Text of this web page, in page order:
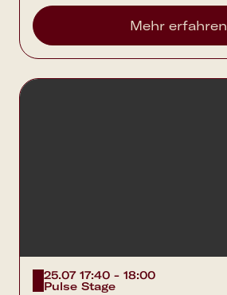
Mehr erfahren
25.07 17:40 - 18:00
Pulse Stage